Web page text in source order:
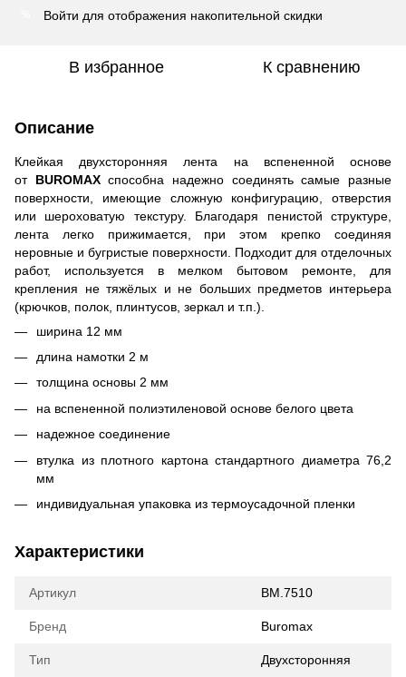
Войти для отображения накопительной скидки
В избранное К сравнению
Описание
Клейкая двухсторонняя лента на вспененной основе
от BUROMAXспособна надежно соединять самые разные
поверхности, имеющие сложную конфигурацию, отверстия
или шероховатую текстуру. Благодаря пенистой структуре,
лента легко прижимается, при этом крепко соединяя
неровные и бугристые поверхности. Подходит для отделочных
работ, используется в мелком бытовом ремонте, для
крепления не тяжёлых и не больших предметов интерьера
(крючков, полок, плинтусов, зеркал и т.п.).
ширина 12 мм
длина намотки 2 м
толщина основы 2 мм
на вспененной полиэтиленовой основе белого цвета
надежное соединение
втулка из плотного картона стандартного диаметра 76,2
мм
индивидуальная упаковка из термоусадочной пленки
Характеристики
Артикул BM.7510
Бренд Buromax
Тип Двухсторонняя